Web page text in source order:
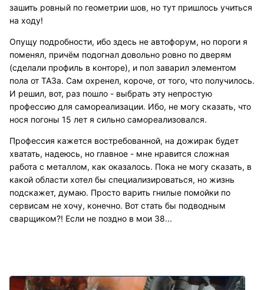
зашить ровный по геометрии шов, но тут пришлось учиться
на ходу!
Опущу подробности, ибо здесь не автофорум, но пороги я
поменял, причём подогнал довольно ровно по дверям
(сделали профиль в конторе), и пол заварил элементом
пола от ТАЗа. Сам охренел, короче, от того, что получилось.
И решил, вот, раз пошло - выбрать эту непростую
профессию для самореализации. Ибо, не могу сказать, что
нося погоны 15 лет я сильно самореализовался.
Профессия кажется востребованной, на дожирак будет
хватать, надеюсь, но главное - мне нравится сложная
работа с металлом, как оказалось. Пока не могу сказать, в
какой области хотел бы специализироваться, но жизнь
подскажет, думаю. Просто варить гнилые помойки по
сервисам не хочу, конечно. Вот стать бы подводным
сварщиком?! Если не поздно в мои 38...